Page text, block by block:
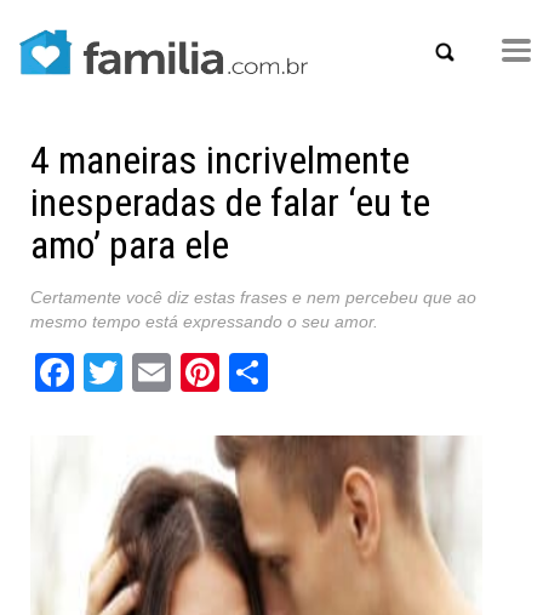
4 maneiras incrivelmente
inesperadas de falar ‘eu te
amo’ para ele
Certamente você diz estas frases e nem percebeu que ao
mesmo tempo está expressando o seu amor.
Facebook
Twitter
EmailPinterest